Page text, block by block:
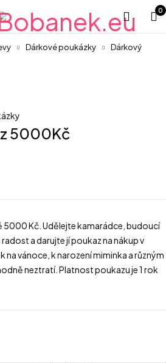
0
Dárkové poukázky
Dárkový
5000Kč
Kč. Udělejte kamarádce, budoucí
a darujte jí poukaz na nákup v
na vánoce, k narození miminka a různým
neztratí. Platnost poukazu je 1 rok